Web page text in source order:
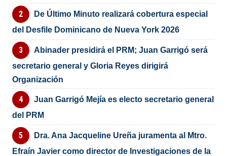
De Último Minuto realizará cobertura especial
del Desfile Dominicano de Nueva York 2026
Abinader presidirá el PRM; Juan Garrigó será
secretario general y Gloria Reyes dirigirá
Organización
Juan Garrigó Mejía es electo secretario general
del PRM
Dra. Ana Jacqueline Ureña juramenta al Mtro.
Efraín Javier como director de Investigaciones de la